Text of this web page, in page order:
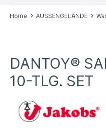
Home AUSSENGELÄNDE
DANTOY®
10-TLG. SET